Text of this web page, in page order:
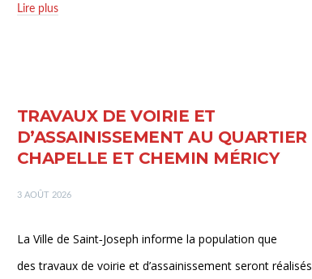
Lire plus
TRAVAUX DE VOIRIE ET
D’ASSAINISSEMENT AU QUARTIER
CHAPELLE ET CHEMIN MÉRICY
3 AOÛT 2026
La Ville de Saint‑Joseph informe la population que
des travaux de voirie et d’assainissement seront réalisés